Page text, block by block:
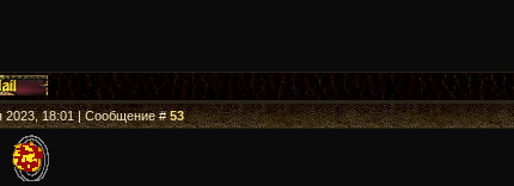
2023, 18:01 | Сообщение #53